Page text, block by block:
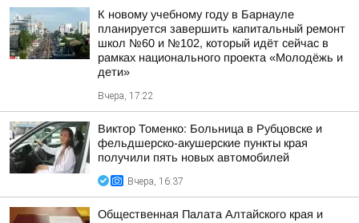
К новому учебному году в Барнауле
планируется завершить капитальный ремонт
школ №60 и №102, который идёт сейчас в
рамках национального проекта «Молодёжь и
дети»
Вчера, 17:22
Виктор Томенко: Больница в Рубцовске и
фельдшерско-акушерские пункты края
получили пять новых автомобилей
Вчера, 16:37
Общественная Палата Алтайского края и